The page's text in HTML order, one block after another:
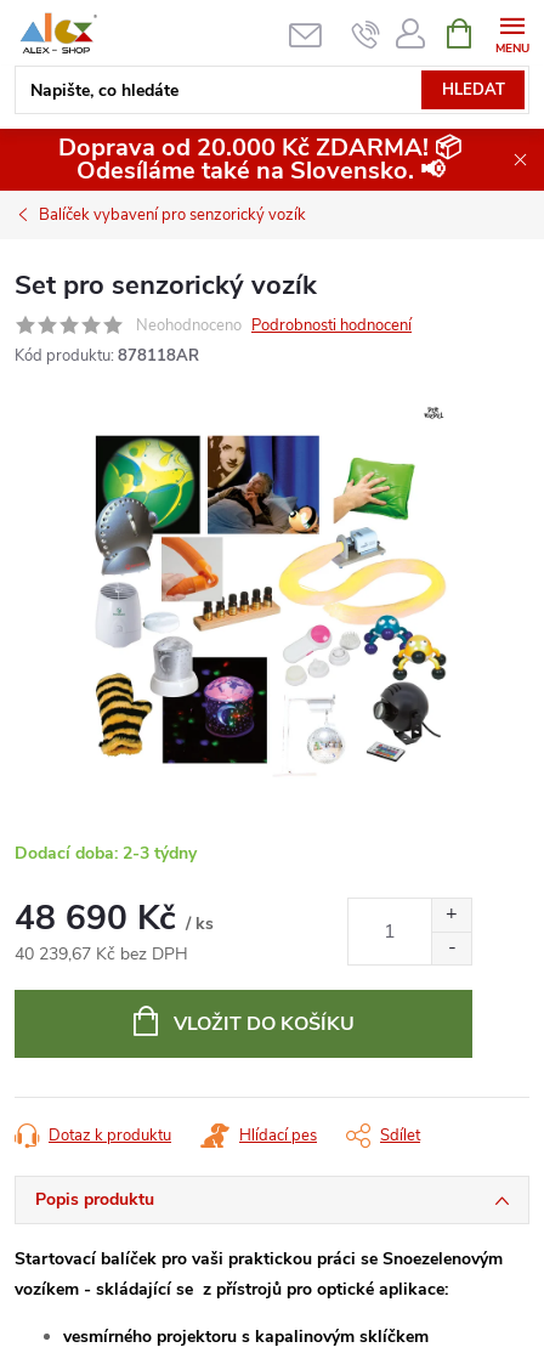
obsah
HLEDAT
NÁKUPNÍ
KOŠÍK
Doprava od 20.000 Kč ZDARMA! 📦
Odesíláme také na Slovensko. 📢
Balíček vybavení pro senzorický vozík
Set pro senzorický vozík
Neohodnoceno Podrobnosti hodnocení
Kód produktu: 878118AR
Dodací doba: 2-3 týdny
48 690 Kč / ks
40 239,67 Kč bez DPH
VLOŽIT DO KOŠÍKU
Dotaz k produktu Hlídací pes Sdílet
Popis produktu
Startovací balíček pro vaši praktickou práci se Snoezelenovým
vozíkem - skládající se z přístrojů pro optické aplikace:
vesmírného projektoru s kapalinovým sklíčkem